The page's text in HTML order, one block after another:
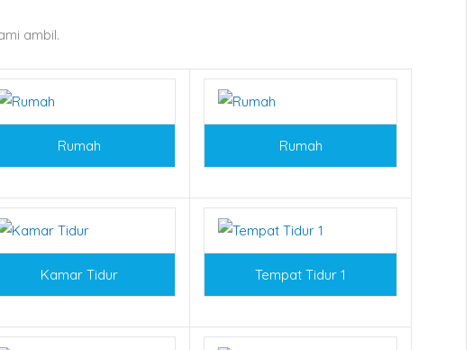
ambil.
Rumah Rumah
Kamar Tidur Tempat Tidur 1